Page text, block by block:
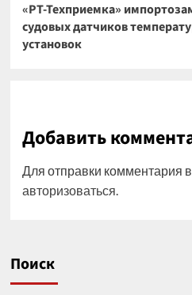
«РТ-Техприемка»
судовых датчиков
установок
Добавить
Для отправки комментария
авторизоваться.
Поиск